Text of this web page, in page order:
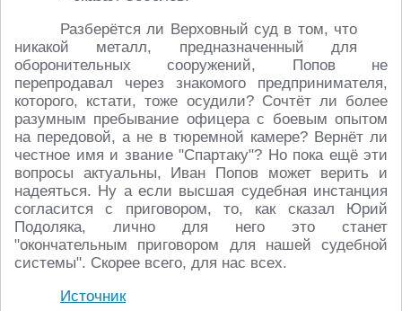
Разберётся ли Верховный суд в том, что
никакой металл, предназначенный для
оборонительных сооружений, Попов не
перепродавал через знакомого предпринимателя,
которого, кстати, тоже осудили? Сочтёт ли более
разумным пребывание офицера с боевым опытом
на передовой, а не в тюремной камере? Вернёт ли
честное имя и звание "Спартаку"? Но пока ещё эти
вопросы актуальны, Иван Попов может верить и
надеяться. Ну а если высшая судебная инстанция
согласится с приговором, то, как сказал Юрий
Подоляка, лично для него это станет
"окончательным приговором для нашей судебной
системы". Скорее всего, для нас всех.
Источник